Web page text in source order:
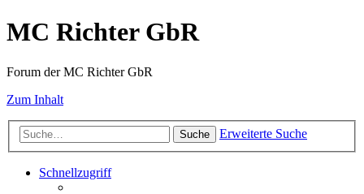
MC Richter GbR
Forum der MC Richter GbR
Zum Inhalt
Suche Erweiterte Suche
Schnellzugriff